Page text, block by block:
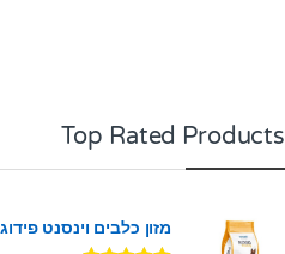
Top Rated Products
מזון כלבים וינסנט פידוג